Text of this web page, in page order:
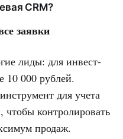
CRM?
заявки
лиды: для инвест-
10 000 рублей.
для учета
контролировать
продаж.